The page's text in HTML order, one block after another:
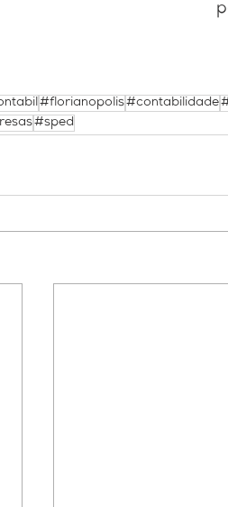
#florianopolis#contabilidade
#sped